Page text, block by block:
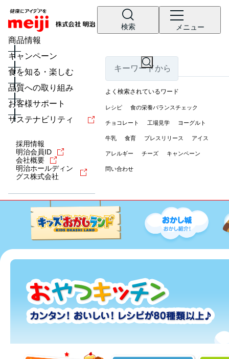
検索 メニュー
商品情報
キャンペーン
食を知る・楽しむ
品質への取り組み
お客様サポート
サステナビリティ
採用情報
明治会員ID
会社概要
明治ホールディン
グス株式会社
よく検索されているワード
レシピ 食の栄養バランスチェック
チョコレート 工場見学 ヨーグルト
牛乳 食育 プレスリリース アイス
アレルギー チーズ キャンペーン
問い合わせ